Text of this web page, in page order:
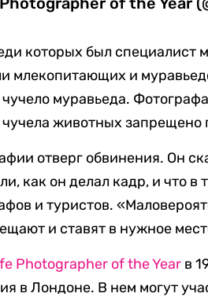
которых был специалист
млекопитающих и
муравьеда.
чучела животных запрещено
отверг обвинения. Он
как он делал кадр, и что в
и туристов.
и ставят в нужное
Photographer of the Year в
в Лондоне. В нем могут